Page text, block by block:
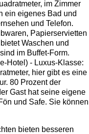
im Zimmer
ein eigenes Bad und
und Telefon.
Papierservietten
Waschen und
im Buffet-Form.
Hotel) - Luxus-Klasse:
hier gibt es eine
80 Prozent der
Gast hat seine eigene
und Safe. Sie können
bieten besseren